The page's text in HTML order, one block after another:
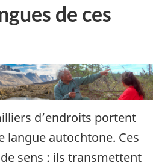
de ces
d’endroits portent
langue autochtone. Ces
sens : ils transmettent